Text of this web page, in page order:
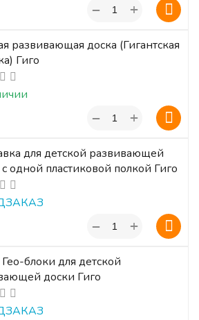
+
−
развивающая доска (Гигантская
Гиго
+
−
для детской развивающей
одной пластиковой полкой Гиго
+
−
блоки для детской
доски Гиго